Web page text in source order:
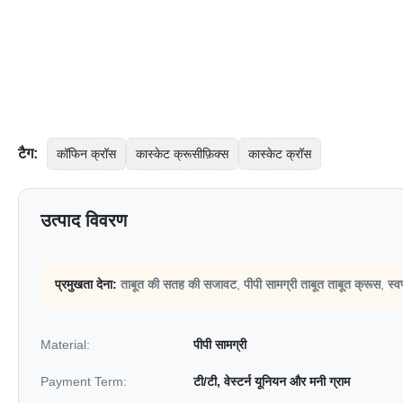
टैग: कॉफिन क्रॉस कास्केट क्रूसीफ़िक्स कास्केट क्रॉस
उत्पाद विवरण
प्रमुखता देना: ताबूत की सतह की सजावट, पीपी सामग्री ताबूत ताबूत क्रूस,
Material: पीपी सामग्री
Payment Term: टी/टी, वेस्टर्न यूनियन और मनी ग्राम